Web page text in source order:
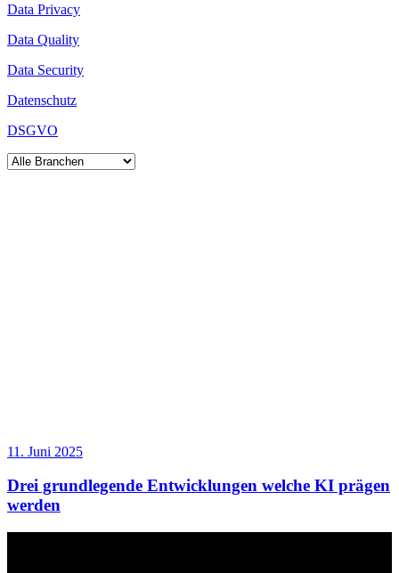
Data Privacy
Data Quality
Data Security
Datenschutz
DSGVO
11. Juni 2025
Drei grundlegende Entwicklungen welche KI prägen
werden